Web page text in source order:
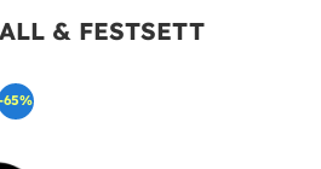
& FESTSETT
65%